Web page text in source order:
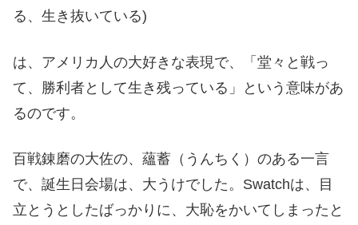
る、生き抜いている)
は、アメリカ人の大好きな表現で、「堂々と戦っ
て、勝利者として生き残っている」という意味があ
るのです。
百戦錬磨の大佐の、蘊蓄（うんちく）のある一言
で、誕生日会場は、大うけでした。Swatchは、目
立とうとしたばっかりに、大恥をかいてしまったと